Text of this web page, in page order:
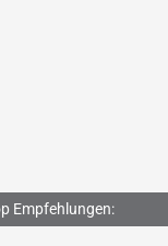
Empfehlungen: